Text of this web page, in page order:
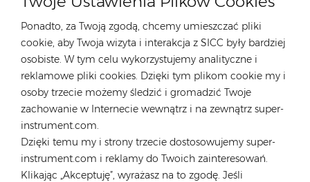
Ponadto, za Twoją zgodą, chcemy umieszczać pliki
cookie, aby Twoja wizyta i interakcja z SICC były bardziej
osobiste. W tym celu wykorzystujemy analityczne i
reklamowe pliki cookies. Dzięki tym plikom cookie my i
osoby trzecie możemy śledzić i gromadzić Twoje
zachowanie w Internecie wewnątrz i na zewnątrz super-
instrument.com.
Dzięki temu my i strony trzecie dostosowujemy super-
instrument.com i reklamy do Twoich zainteresowań.
Klikając „Akceptuję”, wyrażasz na to zgodę. Jeśli
E-mail :
Biuro i magazyn : Industriestraße 40, 52457
Aldenhoven, Deutschland
Hongkong
Tel :+852 54222219
E-mail :hk@rongstar.com
Biuro i magazyn :
Long, Hong Kong
Wietnam